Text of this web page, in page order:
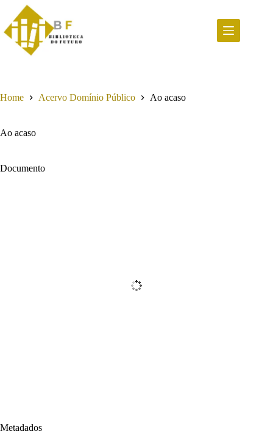
para
conteúdo
Home Acervo Domínio Público Ao acaso
Ao acaso
Documento
Metadados